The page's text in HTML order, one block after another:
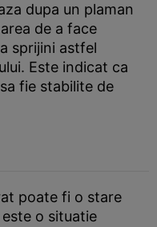
dupa un plaman
de a face
sprijini astfel
Este indicat ca
fie stabilite de
poate fi o stare
o situatie